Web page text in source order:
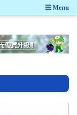
Menu